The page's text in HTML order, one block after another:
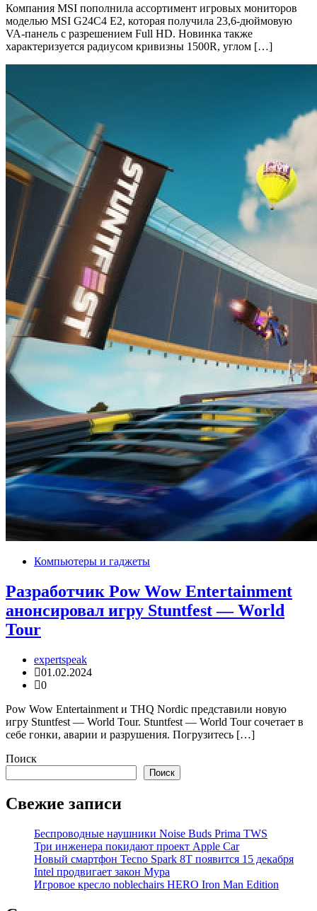
Компания MSI пополнила ассортимент игровых мониторов
моделью MSI G24C4 E2, которая получила 23,6-дюймовую
VA-панель с разрешением Full HD. Новинка также
характеризуется радиусом кривизны 1500R, углом […]
Компьютеры и гаджеты
Разработчик Pow Wow Entertainment
анонсировал игру Stuntfest — World
Tour
expertspeak
01.02.2024
0
Pow Wow Entertainment и THQ Nordic представили новую
игру Stuntfest — World Tour. Stuntfest — World Tour сочетает в
себе гонки, аварии и разрушения. Погрузитесь […]
Поиск
Поиск
Свежие записи
Беспроводные наушники Noise Buds Prima TWS
Три инженера покидают проект Apple Car
Новый смартфон Tecno Spark 8T появится 15 декабря
Intel продвигает закон Мура
Игровое кресло noblechairs HERO Iron Man Edition